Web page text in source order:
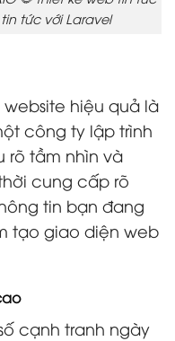
tức với Laravel
hiệu quả là
công ty lập trình
rõ tầm nhìn và
cung cấp rõ
tin bạn đang
tạo giao diện web
cạnh tranh ngày